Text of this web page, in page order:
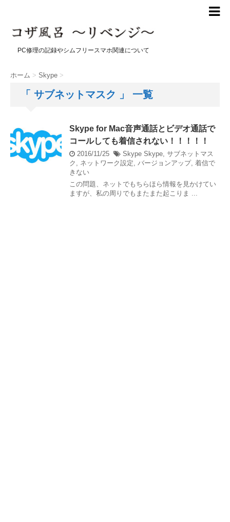
PC修理の記録やシムフリースマホ関連について
ホーム > Skype >
「 サブネットマスク 」 一覧
Skype for Mac音声通話とビデオ通話で
コールしても着信されない！！！！！
2016/11/25 Skype Skype, サブネットマス
ク , ネットワーク設定, バージョンアップ, 着信で
きない
この問題、ネットでもちらほら情報を見かけてい
ますが、私の周りでもまたまた起こりま ...